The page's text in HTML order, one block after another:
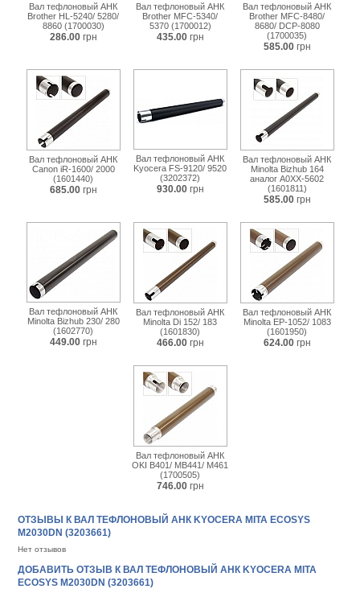
Вал тефлоновый АНК
Brother HL-5240/ 5280/
8860 (1700030)
286.00 грн
Вал тефлоновый АНК
Brother MFC-5340/
5370 (1700012)
435.00 грн
Вал тефлоновый АНК
Brother MFC-8480/
8680/ DCP-8080
(1700035)
585.00 грн
Вал тефлоновый АНК
Canon iR-1600/ 2000
(1601440)
685.00 грн
Вал тефлоновый АНК
Kyocera FS-9120/ 9520
(3202372)
930.00 грн
Вал тефлоновый АНК
Minolta Bizhub 164
аналог A0XX-5602
(1601811)
585.00 грн
Вал тефлоновый АНК
Minolta Bizhub 230/ 280
(1602770)
449.00 грн
Вал тефлоновый АНК
Minolta Di 152/ 183
(1601830)
466.00 грн
Вал тефлоновый АНК
Minolta EP-1052/ 1083
(1601950)
624.00 грн
Вал тефлоновый АНК
OKI B401/ MB441/ M461
(1700505)
746.00 грн
ОТЗЫВЫ К ВАЛ ТЕФЛОНОВЫЙ АНК KYOCERA MITA ECOSYS
M2030DN (3203661)
Нет отзывов
ДОБАВИТЬ ОТЗЫВ К ВАЛ ТЕФЛОНОВЫЙ АНК KYOCERA MITA
ECOSYS M2030DN (3203661)